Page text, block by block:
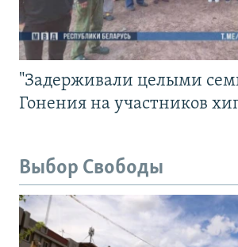
"Задерживали целыми
Гонения на участников
Выбор Свободы